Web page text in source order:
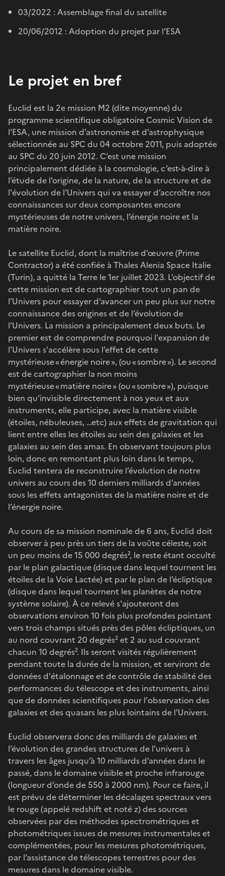
03/2022 : Assemblage final du satellite
20/06/2012 : Adoption du projet par l’ESA
Le projet en bref
Euclid est la 2e mission M2 (dite moyenne) du
programme scientifique obligatoire Cosmic Vision de
l’ESA, une mission d’astronomie et d’astrophysique
sélectionnée au SPC du 04 octobre 2011, puis adoptée
au SPC du 20 juin 2012. C’est une mission
principalement dédiée à la cosmologie, c’est-à-dire à
l’étude de l’origine, de la nature, de la structure et de
l'évolution de l'Univers qui va essayer d’accroître nos
connaissances sur deux composantes encore
mystérieuses de notre univers, l’énergie noire et la
matière noire.
Le satellite Euclid, dont la maîtrise d’œuvre (Prime
Contractor) a été confiée à Thales Alenia Space Italie
(Turin), a quitté la Terre le 1er juillet 2023. L’objectif de
cette mission est de cartographier tout un pan de
l’Univers pour essayer d’avancer un peu plus sur notre
connaissance des origines et de l’évolution de
l’Univers. La mission a principalement deux buts. Le
premier est de comprendre pourquoi l'expansion de
l'Univers s'accélère sous l’effet de cette
mystérieuse « énergie noire », (ou « sombre »). Le second
est de cartographier la non moins
mystérieuse « matière noire » (ou « sombre »), puisque
bien qu’invisible directement à nos yeux et aux
instruments, elle participe, avec la matière visible
(étoiles, nébuleuses, …etc) aux effets de gravitation qui
lient entre elles les étoiles au sein des galaxies et les
galaxies au sein des amas. En observant toujours plus
loin, donc en remontant plus loin dans le temps,
Euclid tentera de reconstruire l’évolution de notre
univers au cours des 10 derniers milliards d’années
sous les effets antagonistes de la matière noire et de
l’énergie noire.
Au cours de sa mission nominale de 6 ans, Euclid doit
observer à peu près un tiers de la voûte céleste, soit
un peu moins de 15 000 degrés², le reste étant occulté
par le plan galactique (disque dans lequel tournent les
étoiles de la Voie Lactée) et par le plan de l’écliptique
(disque dans lequel tournent les planètes de notre
système solaire). À ce relevé s'ajouteront des
observations environ 10 fois plus profondes pointant
vers trois champs situés près des pôles écliptiques, un
au nord couvrant 20 degrés² et 2 au sud couvrant
chacun 10 degrés². Ils seront visités régulièrement
pendant toute la durée de la mission, et serviront de
données d'étalonnage et de contrôle de stabilité des
performances du télescope et des instruments, ainsi
que de données scientifiques pour l'observation des
galaxies et des quasars les plus lointains de l'Univers.
Euclid observera donc des milliards de galaxies et
l’évolution des grandes structures de l’univers à
travers les âges jusqu’à 10 milliards d’années dans le
passé, dans le domaine visible et proche infrarouge
(longueur d’onde de 550 à 2000 nm). Pour ce faire, il
est prévu de déterminer les décalages spectraux vers
le rouge (appelé redshift et noté z) des sources
observées par des méthodes spectrométriques et
photométriques issues de mesures instrumentales et
complémentées, pour les mesures photométriques,
par l’assistance de télescopes terrestres pour des
mesures dans le domaine visible.